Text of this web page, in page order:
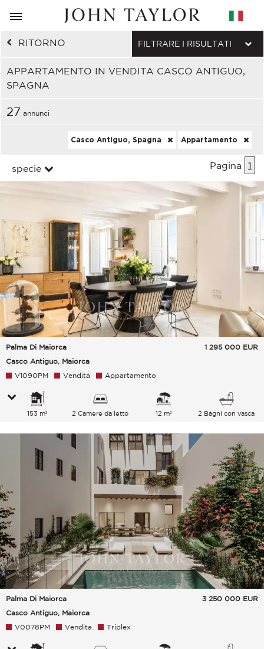
RITORNO
APPARTAMENTO IN VENDITA CASCO ANTIGUO,
SPAGNA
FILTRARE I RISULTATI
27 annunci
Casco Antiguo, Spagna Appartamento
specie Pagina 1
Palma Di Maiorca
Casco Antiguo, Maiorca
1 295 000 EUR
V1090PM Vendita Appartamento
153 m² 2 Camere da letto 12 m² 2 Bagni con vasca
Palma Di Maiorca
Casco Antiguo, Maiorca
3 250 000 EUR
V0078PM Vendita Triplex